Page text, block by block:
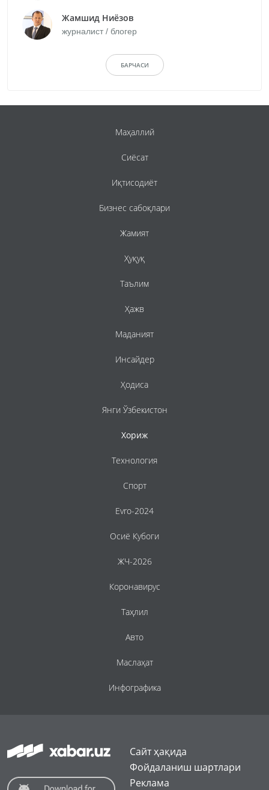
Жамшид Ниёзов
журналист / блогер
БАРЧАСИ
Маҳаллий
Сиёсат
Иқтисодиёт
Бизнес сабоқлари
Жамият
Ҳуқуқ
Таълим
Ҳажв
Маданият
Инсайдер
Ҳодиса
Янги Ўзбекистон
Хориж
Технология
Спорт
Evro-2024
Осиё Кубоги
ЖЧ-2026
Коронавирус
Таҳлил
Авто
Маслаҳат
Инфографика
Сайт ҳақида
Фойдаланиш шартлари
Реклама